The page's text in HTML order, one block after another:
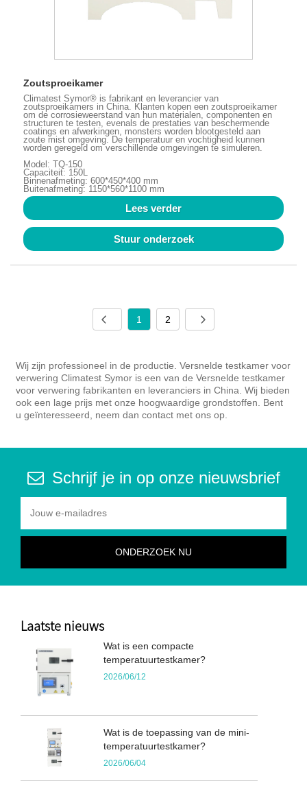
Zoutsproeikamer
Climatest Symor® is fabrikant en leverancier van
zoutsproeikamers in China. Klanten kopen een zoutsproeikamer
om de corrosieweerstand van hun materialen, componenten en
structuren te testen, evenals de prestaties van beschermende
coatings en afwerkingen, monsters worden blootgesteld aan
zoute mist omgeving. De temperatuur en vochtigheid kunnen
worden geregeld om verschillende omgevingen te simuleren.
Model: TQ-150
Capaciteit: 150L
Binnenafmeting: 600*450*400 mm
Buitenafmeting: 1150*560*1100 mm
Lees verder
Stuur onderzoek
1 2
Wij zijn professioneel in de productie. Versnelde testkamer voor
verwering Climatest Symor is een van de Versnelde testkamer
voor verwering fabrikanten en leveranciers in China. Wij bieden
ook een lage prijs met onze hoogwaardige grondstoffen. Bent
u geïnteresseerd, neem dan contact met ons op.
Schrijf je in op onze nieuwsbrief
Laatste nieuws
Wat is een compacte
temperatuurtestkamer?
2026/06/12
Wat is de toepassing van de mini-
temperatuurtestkamer?
2026/06/04